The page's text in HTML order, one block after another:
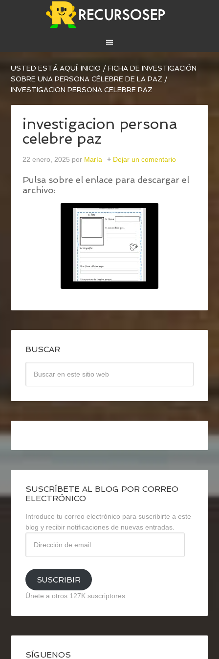
USTED ESTÁ AQUÍ:INICIO / FICHA DE INVESTIGACIÓN
SOBRE UNA PERSONA CÉLEBRE DE LA PAZ /
INVESTIGACION PERSONA CELEBRE PAZ
investigacion persona
celebre paz
22 enero, 2025 por María Dejar un comentario
Pulsa sobre el enlace para descargar el
archivo:
BUSCAR
SUSCRÍBETE AL BLOG POR CORREO
ELECTRÓNICO
Introduce tu correo electrónico para suscribirte a este
blog y recibir notificaciones de nuevas entradas.
email
SUSCRIBIR
Únete a otros 127K suscriptores
SÍGUENOS